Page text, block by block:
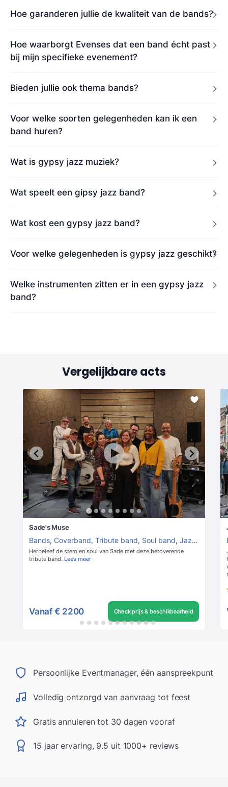
Hoe garanderen jullie de kwaliteit van de bands?
Hoe waarborgt Evenses dat een band écht past
bij mijn specifieke evenement?
Bieden jullie ook thema bands?
Voor welke soorten gelegenheden kan ik een
band huren?
Wat is gypsy jazz muziek?
Wat speelt een gipsy jazz band?
Wat kost een gypsy jazz band?
Voor welke gelegenheden is gypsy jazz geschikt?
Welke instrumenten zitten er in een gypsy jazz
band?
Vergelijkbare acts
Sade's Muse
Bands, Coverband, Tribute band, Soul band, Jazz band
Herbeleef de stem en soul van Sade met deze betoverende
tribute band. Lees meer
Vanaf € 2200 Check prijs & beschikbaarheid
Persoonlijke Eventmanager, één aanspreekpunt
Volledig ontzorgd van aanvraag tot feest
Gratis annuleren tot 30 dagen vooraf
15 jaar ervaring, 9.5 uit 1000+ reviews